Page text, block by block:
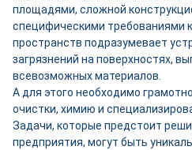
площадями, сложной
специфическими требованиями
пространств подразумевает
загрязнений на поверхностях,
всевозможных материалов.
А для этого необходимо
очистки, химию и
Задачи, которые предстоит
предприятия, могут быть